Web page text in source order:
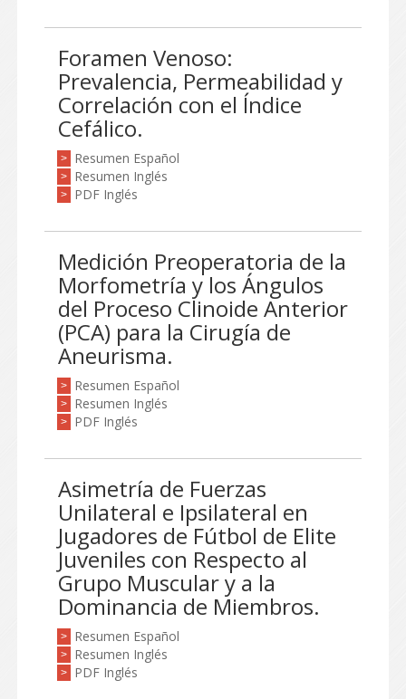
Foramen Venoso:
Prevalencia, Permeabilidad y
Correlación con el Índice
Cefálico.
> Resumen Español
> Resumen Inglés
> PDF Inglés
Medición Preoperatoria de la
Morfometría y los Ángulos
del Proceso Clinoide Anterior
(PCA) para la Cirugía de
Aneurisma.
> Resumen Español
> Resumen Inglés
> PDF Inglés
Asimetría de Fuerzas
Unilateral e Ipsilateral en
Jugadores de Fútbol de Elite
Juveniles con Respecto al
Grupo Muscular y a la
Dominancia de Miembros.
> Resumen Español
> Resumen Inglés
> PDF Inglés